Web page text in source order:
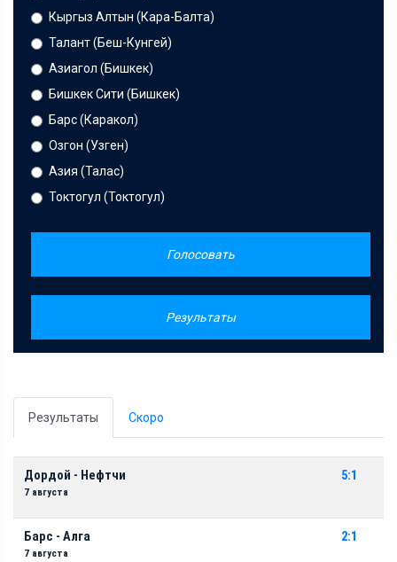
Кыргыз Алтын (Кара-Балта)
Талант (Беш-Кунгей)
Азиагол (Бишкек)
Бишкек Сити (Бишкек)
Барс (Каракол)
Озгон (Узген)
Азия (Талас)
Токтогул (Токтогул)
Голосовать
Результаты
Результаты Скоро
Дордой - Нефтчи
7 августа
5:1
Барс - Алга
7 августа
2:1